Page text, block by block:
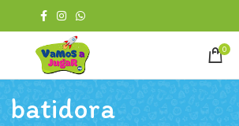
0
batidora